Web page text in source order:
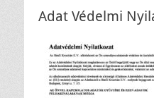
Adat Védelmi